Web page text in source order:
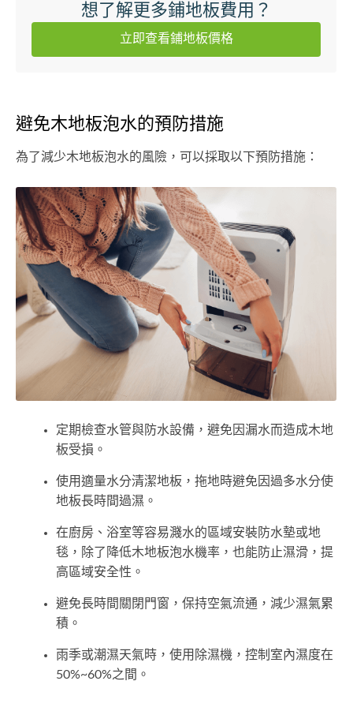
想了解更多鋪地板費用？
立即查看鋪地板價格
避免木地板泡水的預防措施
為了減少木地板泡水的風險，可以採取以下預防措施：
定期檢查水管與防水設備，避免因漏水而造成木地
板受損。
使用適量水分清潔地板，拖地時避免因過多水分使
地板長時間過濕。
在廚房、浴室等容易濺水的區域安裝防水墊或地
毯，除了降低木地板泡水機率，也能防止濕滑，提
高區域安全性。
避免長時間關閉門窗，保持空氣流通，減少濕氣累
積。
雨季或潮濕天氣時，使用除濕機，控制室內濕度在
50%~60%之間。